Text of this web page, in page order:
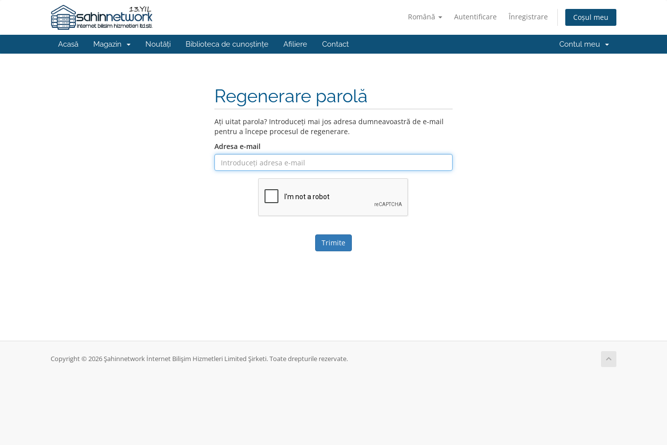
Română Autentificare Înregistrare Coșul meu
Acasă Magazin Noutăți Biblioteca de cunoștințe Afiliere Contact Contul meu
Regenerare parolă
Ați uitat parola? Introduceți mai jos adresa dumneavoastră de e-mail
pentru a începe procesul de regenerare.
Adresa e-mail
Trimite
Copyright © 2026 Şahinnetwork İnternet Bilişim Hizmetleri Limited Şirketi. Toate drepturile rezervate.